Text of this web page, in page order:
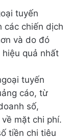
tuyến
các chiến dịch
và do đó
quả nhất
tuyến
cáo, từ
số,
mặt chi phí.
tiền chi tiêu